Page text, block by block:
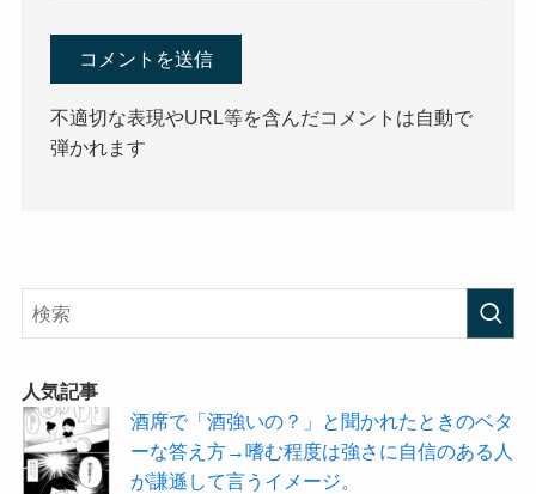
不適切な表現やURL等を含んだコメントは自動で
弾かれます
人気記事
酒席で「酒強いの？」と聞かれたときのベタ
ーな答え方→嗜む程度は強さに自信のある人
が謙遜して言うイメージ。